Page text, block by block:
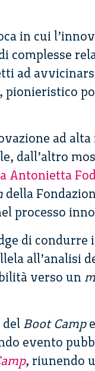
in cui
complesse
ad
, pionieristico
ad
dall’altro
Antonietta
della
processo
di
all’analisi
verso un
Boot Camp
evento
, riunendo